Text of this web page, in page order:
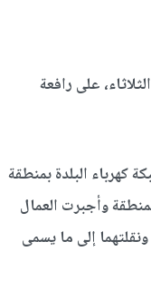
على رافعة
كهرباء البلدة بمنطقة
وأجبرت العمال
إلى ما يسمى